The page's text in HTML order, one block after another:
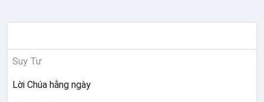
Suy Tư
Lời Chúa hằng ngày